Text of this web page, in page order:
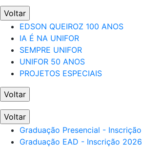
Voltar
EDSON QUEIROZ 100 ANOS
IA É NA UNIFOR
SEMPRE UNIFOR
UNIFOR 50 ANOS
PROJETOS ESPECIAIS
Voltar
Voltar
Graduação Presencial -
Graduação EAD - Inscrição